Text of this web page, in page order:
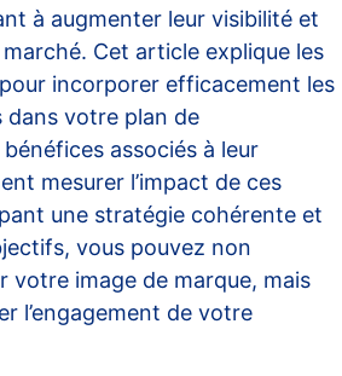
à augmenter leur visibilité et
Cet article explique les
incorporer efficacement les
dans votre plan de
associés à leur
mesurer l’impact de ces
une stratégie cohérente et
vous pouvez non
votre image de marque, mais
l’engagement de votre